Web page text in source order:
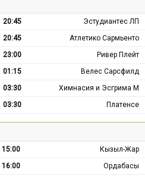
20:45
Эстудиантес ЛП
20:45
Атлетико Сармьенто
23:00
Ривер Плейт
01:15
Велес Сарсфилд
03:30
Химнасия и Эсгрима М
03:30 Платенсе
15:00
Кызыл-Жар
16:00
Ордабасы